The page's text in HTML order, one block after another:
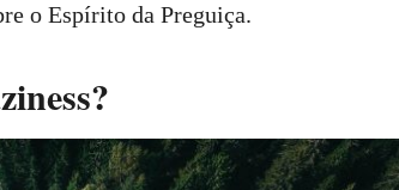
o Espírito da Preguiça.